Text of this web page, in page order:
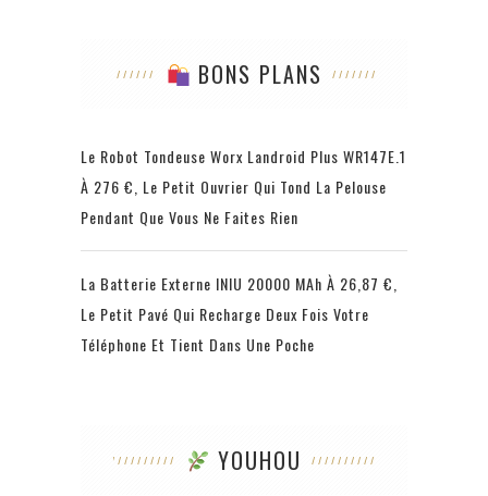
BONS PLANS
Le Robot Tondeuse Worx Landroid Plus WR147E.1
À 276 €, Le Petit Ouvrier Qui Tond La Pelouse
Pendant Que Vous Ne Faites Rien
La Batterie Externe INIU 20000 MAh À 26,87 €,
Le Petit Pavé Qui Recharge Deux Fois Votre
Téléphone Et Tient Dans Une Poche
YOUHOU